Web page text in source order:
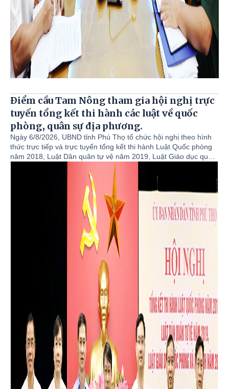
Điểm cầu Tam Nông tham gia hội nghị trực
tuyến tổng kết thi hành các luật về quốc
phòng, quân sự địa phương.
Ngày 6/8/2026, UBND tỉnh Phú Thọ tổ chức hội nghị theo hình
thức trực tiếp và trực tuyến tổng kết thi hành Luật Quốc phòng
năm 2018, Luật Dân quân tự vệ năm 2019, Luật Giáo dục quốc
phòng - an ninh năm 2013. Hội nghị được tổ chức theo hình
thức trực tiếp kết hợp trực tuyến từ điểm cầu UBND tỉnh đến
148 điểm cầu xã, phường. Đồng chí Nguyễn Khắc Hiếu - Tỉnh
ủy viên, Phó Chủ tịch UBND tỉnh dự và chỉ đạo hội nghị. Tham
dự hội nghị tại điểm cầu xã Tam Nông có đồng chí Nguyễn Tuấn
Ngọc - Phó Bí thư Thường trực Đảng ủy; các đồng chí lãnh đạo
Ủy ban nhân dân xã. Chủ tịch, các Phó Chủ tịch Ủy ban Mặt
trận Tổ quốc Việt Nam xã. Trưởng Công an xã. Lãnh đạo, cán
bộ Ban chỉ huy Quân sự xã. Đại diện lãnh đạo các phòng
chuyên môn thuộc UBND xã.